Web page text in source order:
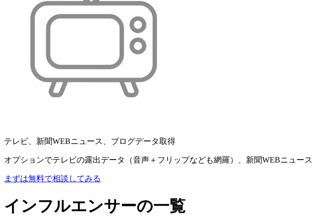
テレビ、新聞WEBニュース、ブログデータ取得
オプションでテレビの露出データ（音声＋フリップなども網羅）、新聞WEBニュー
まずは無料で相談してみる
インフルエンサーの一覧